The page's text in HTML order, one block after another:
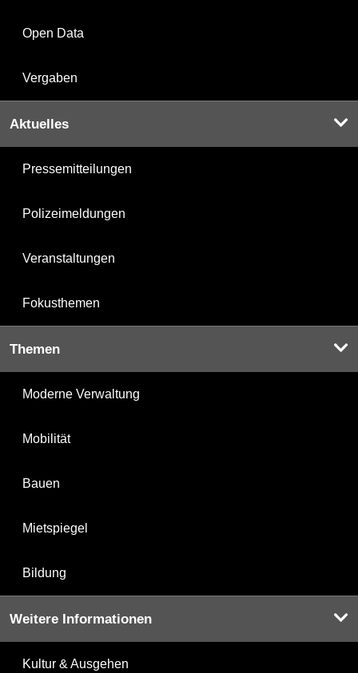
Open Data
Vergaben
Aktuelles
Pressemitteilungen
Polizeimeldungen
Veranstaltungen
Fokusthemen
Themen
Moderne Verwaltung
Mobilität
Bauen
Mietspiegel
Bildung
Weitere Informationen
Kultur & Ausgehen